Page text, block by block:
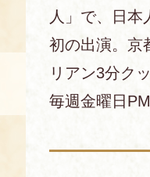
人」で、日本
初の出演。京
リアン3分ク
毎週金曜日